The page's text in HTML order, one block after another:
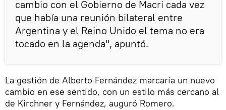
cambio con el Gobierno de Macri cada vez
que había una reunión bilateral entre
Argentina y el Reino Unido el tema no era
tocado en la agenda", apuntó.
La gestión de Alberto Fernández marcaría un nuevo
cambio en ese sentido, con un estilo más cercano al
de Kirchner y Fernández, auguró Romero.